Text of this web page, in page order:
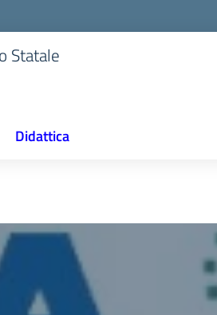
Statale
Didattica